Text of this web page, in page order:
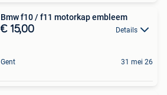
Bmw f10 / f11 motorkap embleem
€ 15,00 Details
Gent 31 mei 26